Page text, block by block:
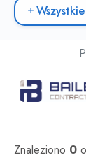
Oferty pracy
Oferty pracy
Znaleziono 0